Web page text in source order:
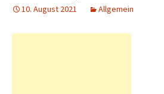
10. August 2021 Allgemein